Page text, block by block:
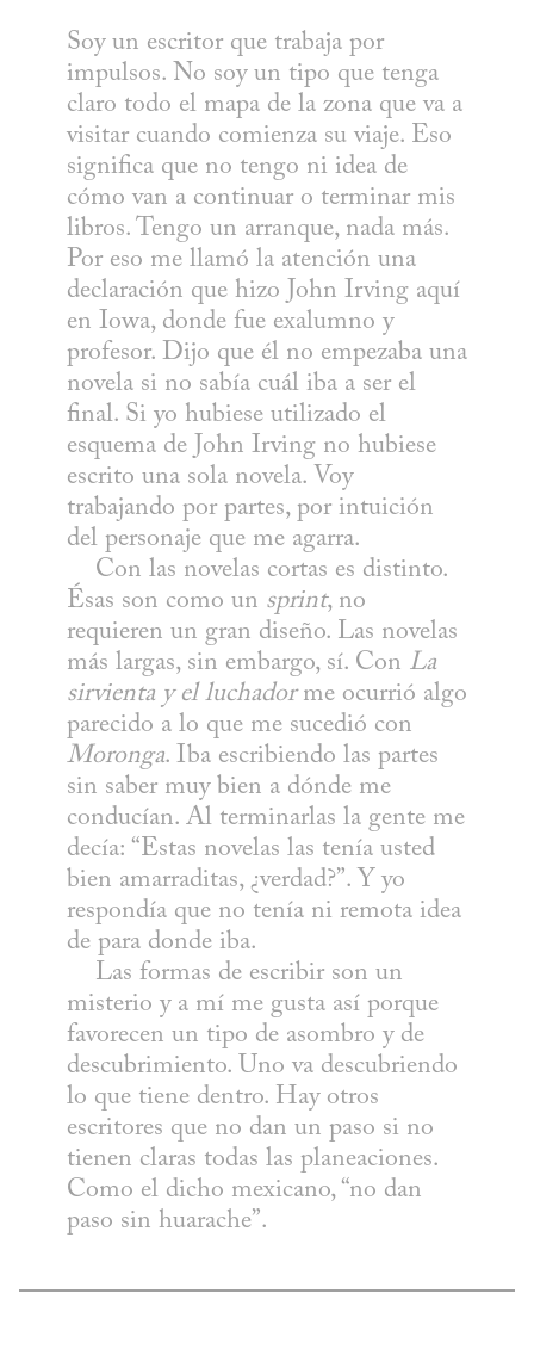
Soy un escritor que trabaja por
impulsos. No soy un tipo que tenga
claro todo el mapa de la zona que va a
visitar cuando comienza su viaje. Eso
significa que no tengo ni idea de
cómo van a continuar o terminar mis
libros. Tengo un arranque, nada más.
Por eso me llamó la atención una
declaración que hizo John Irving aquí
en Iowa, donde fue exalumno y
profesor. Dijo que él no empezaba una
novela si no sabía cuál iba a ser el
final. Si yo hubiese utilizado el
esquema de John Irving no hubiese
escrito una sola novela. Voy
trabajando por partes, por intuición
del personaje que me agarra.
Ésas son como un sprint, no
requieren un gran diseño. Las novelas
más largas, sin embargo, sí. Con La
sirvienta y el luchador me ocurrió algo
Moronga. Iba escribiendo las partes
sin saber muy bien a dónde me
conducían. Al terminarlas la gente me
decía: “Estas novelas las tenía usted
bien amarraditas, ¿verdad?”. Y yo
respondía que no tenía ni remota idea
de para donde iba.
misterio y a mí me gusta así porque
favorecen un tipo de asombro y de
descubrimiento. Uno va descubriendo
lo que tiene dentro. Hay otros
escritores que no dan un paso si no
tienen claras todas las planeaciones.
Como el dicho mexicano, “no dan
paso sin huarache”.